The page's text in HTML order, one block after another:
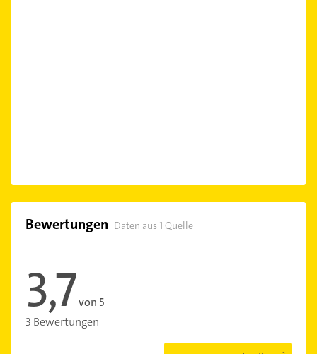
Bewertungen Daten aus 1 Quelle
3,7von 5
3 Bewertungen